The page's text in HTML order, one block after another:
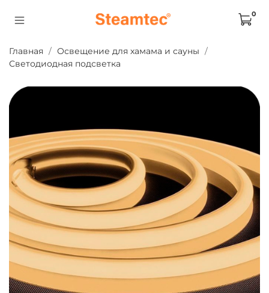
0
Главная
Освещение для хамама и сауны
Светодиодная подсветка